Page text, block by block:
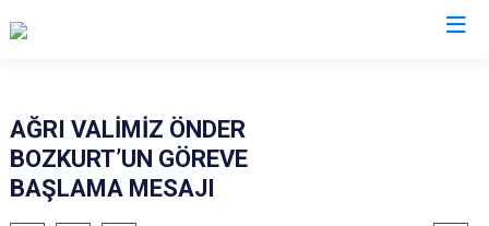
AĞRI VALİMİZ ÖNDER
BOZKURT’UN GÖREVE
BAŞLAMA MESAJI